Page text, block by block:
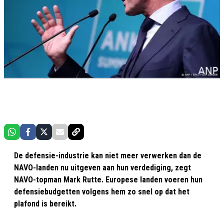
De defensie-industrie kan niet meer verwerken dan de
NAVO-landen nu uitgeven aan hun verdediging, zegt
NAVO-topman Mark Rutte. Europese landen voeren hun
defensiebudgetten volgens hem zo snel op dat het
plafond is bereikt.